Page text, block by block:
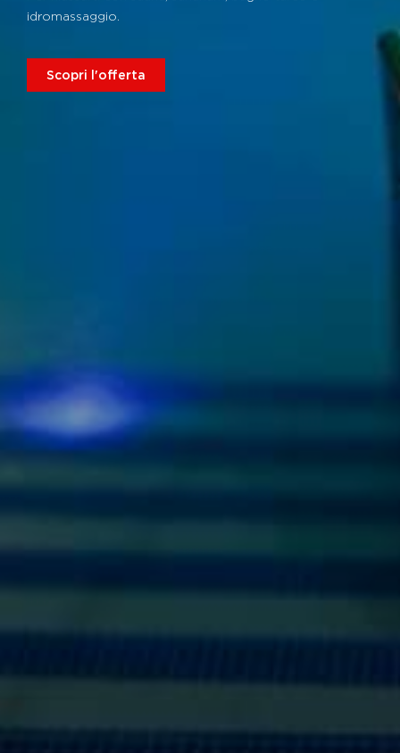
idromassaggio.
Scopri l'offerta